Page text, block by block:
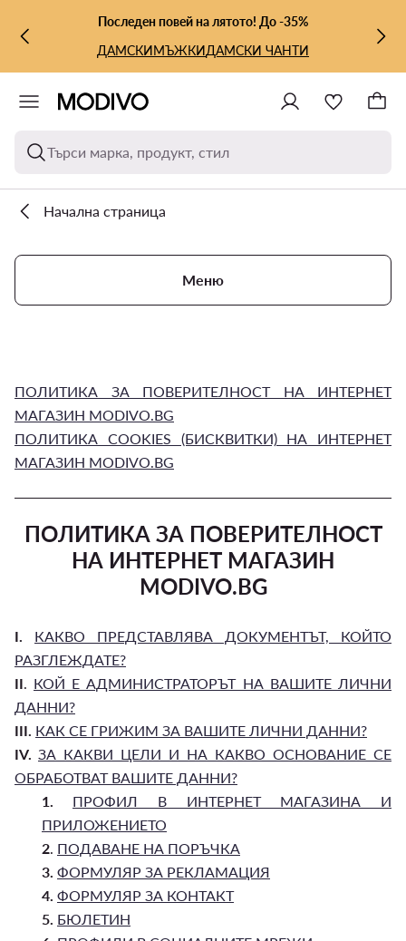
КЪМ ОСНОВНОТО СЪДЪРЖАНИЕ
КЪМ ТЪРСЕНЕПоследен повей на лятото! До -35%
ДАМСКИМЪЖКИДАМСКИ ЧАНТИ
Търси марка, продукт, стил
Начална страница
Меню
ПОЛИТИКА ЗА ПОВЕРИТЕЛНОСТ НА ИНТЕРНЕТ
МАГАЗИН MODIVO.BG
ПОЛИТИКА COOKIES (БИСКВИТКИ) НА ИНТЕРНЕТ
МАГАЗИН MODIVO.BG
ПОЛИТИКА ЗА ПОВЕРИТЕЛНОСТ
НА ИНТЕРНЕТ МАГАЗИН
MODIVO.BG
I.
КАКВО ПРЕДСТАВЛЯВА ДОКУМЕНТЪТ, КОЙТО
РАЗГЛЕЖДАТЕ?
II. КОЙ Е АДМИНИСТРАТОРЪТ НА ВАШИТЕ ЛИЧНИ
ДАННИ?
III. КАК СЕ ГРИЖИМ ЗА ВАШИТЕ ЛИЧНИ ДАННИ?
IV. ЗА КАКВИ ЦЕЛИ И НА КАКВО ОСНОВАНИЕ СЕ
ОБРАБОТВАТ ВАШИТЕ ДАННИ?
1.
ПРОФИЛ В ИНТЕРНЕТ МАГАЗИНА И
ПРИЛОЖЕНИЕТО
2. ПОДАВАНЕ НА ПОРЪЧКА
3. ФОРМУЛЯР ЗА РЕКЛАМАЦИЯ
4. ФОРМУЛЯР ЗА КОНТАКТ
5. БЮЛЕТИН